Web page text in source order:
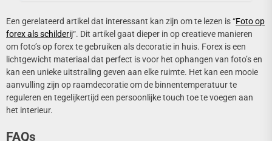
Een gerelateerd artikel dat interessant kan zijn om te lezen is “Foto op
forex als schilderij“. Dit artikel gaat dieper in op creatieve manieren
om foto’s op forex te gebruiken als decoratie in huis. Forex is een
lichtgewicht materiaal dat perfect is voor het ophangen van foto’s en
kan een unieke uitstraling geven aan elke ruimte. Het kan een mooie
aanvulling zijn op raamdecoratie om de binnentemperatuur te
reguleren en tegelijkertijd een persoonlijke touch toe te voegen aan
het interieur.
FAQs